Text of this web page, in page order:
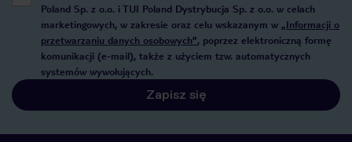
Poland Sp. z o.o. i TUI Poland Dystrybucja Sp. z o.o. w celach
marketingowych, w zakresie oraz celu wskazanym w „Informacji o
przetwarzaniu danych osobowych”, poprzez elektroniczną formę
komunikacji (e-mail), także z użyciem tzw. automatycznych
systemów wywołujących.
Zapisz się